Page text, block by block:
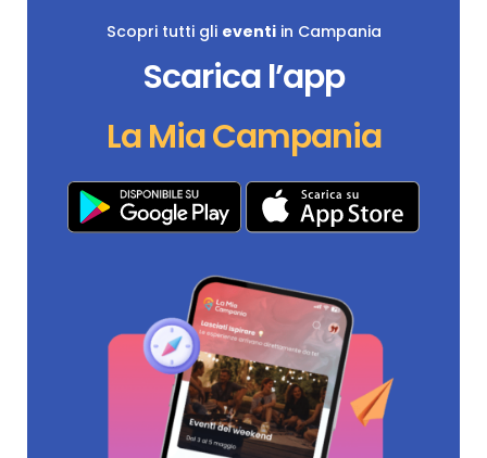
Scopri tutti gli eventiin Campania
Scarica l’app
La Mia Campania